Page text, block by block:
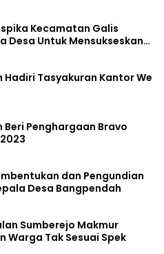
Kecamatan Galis
Desa Untuk Mensukseskan
Tasyakuran Kantor We
Penghargaan Bravo
dan Pengundian
Desa Bangpendah
Sumberejo Makmur
Warga Tak Sesuai Spek